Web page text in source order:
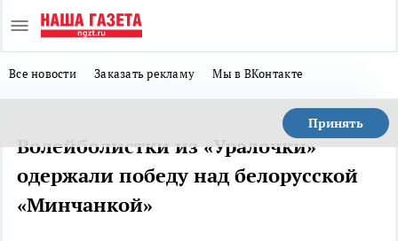
Все новости Заказать рекламу Мы в ВКонтакте
Принять
Волейболистки из «Уралочки»
одержали победу над белорусской
«Минчанкой»